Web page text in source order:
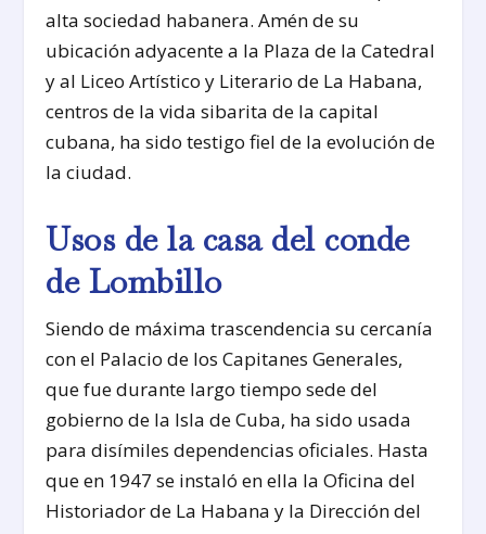
alta sociedad habanera. Amén de su
ubicación adyacente a la Plaza de la Catedral
y al Liceo Artístico y Literario de La Habana,
centros de la vida sibarita de la capital
cubana, ha sido testigo fiel de la evolución de
la ciudad.
Usos de la casa del conde
de Lombillo
Siendo de máxima trascendencia su cercanía
con el Palacio de los Capitanes Generales,
que fue durante largo tiempo sede del
gobierno de la Isla de Cuba, ha sido usada
para disímiles dependencias oficiales. Hasta
que en 1947 se instaló en ella la Oficina del
Historiador de La Habana y la Dirección del